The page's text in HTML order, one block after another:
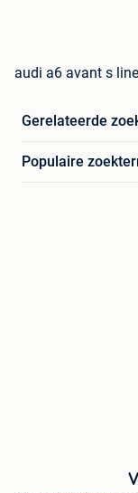
audi a6 avant s
Gerelateerde
Populaire